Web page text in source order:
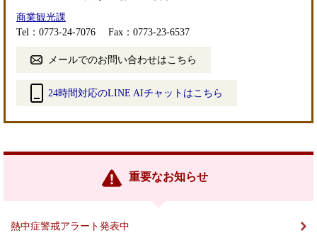
商業観光課
Tel：0773-24-7076
Fax：0773-23-6537
メールでのお問い合わせはこちら
24時間対応のLINE AIチャットはこちら
リ
重要なお知らせ
熱中症警戒アラート発表中